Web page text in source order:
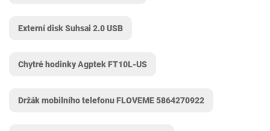
Externí disk Suhsai 2.0 USB
Chytré hodinky Agptek FT10L-US
Držák mobilního telefonu FLOVEME 5864270922